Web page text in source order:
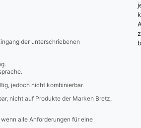
der unterschriebenen
jedoch nicht kombinierbar.
nicht auf Produkte der Marken Bretz,
alle Anforderungen für eine